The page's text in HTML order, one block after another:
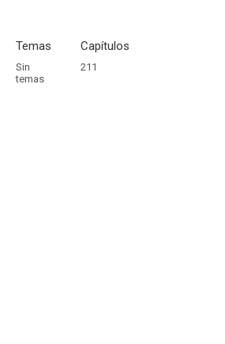
Temas
Sin
temas
Capítulos
211